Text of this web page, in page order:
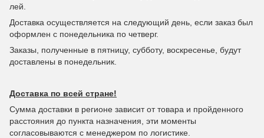
лей.
Доставка осуществляется на следующий день, если заказ был
оформлен с понедельника по четверг.
Заказы, полученные в пятницу, субботу, воскресенье, будут
доставлены в понедельник.
Доставка по всей стране!
Сумма доставки в регионе зависит от товара и пройденного
расстояния до пункта назначения, эти моменты
согласовываются с менеджером по логистике.